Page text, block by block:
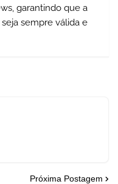
garantindo que a
sempre válida e
Próxima Postagem